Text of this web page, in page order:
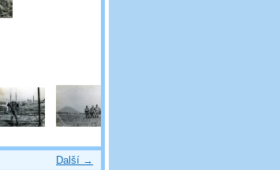
Další →